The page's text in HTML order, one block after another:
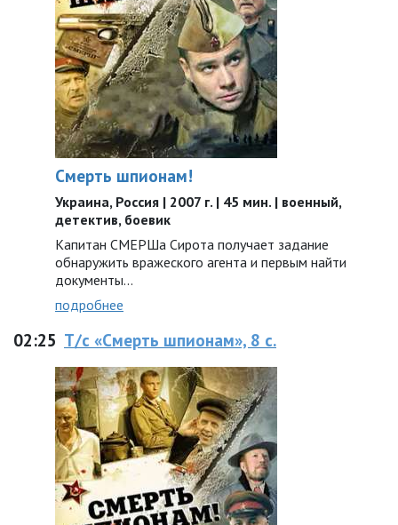
Смерть шпионам!
Украина, Россия | 2007 г. | 45 мин. | военный,
детектив, боевик
Капитан СМЕРШа Сирота получает задание
обнаружить вражеского агента и первым найти
документы...
подробнее
02:25 Т/с «Смерть шпионам», 8 с.